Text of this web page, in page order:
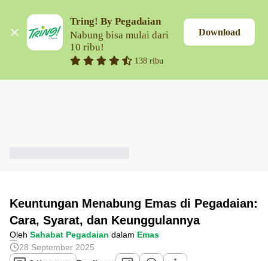
Tring! By Pegadaian
Nabung bisa mulai dari
10 ribu!
138 ribu
Download
Keuntungan Menabung Emas di Pegadaian:
Cara, Syarat, dan Keunggulannya
Oleh Sahabat Pegadaian dalam Emas
28 September 2025